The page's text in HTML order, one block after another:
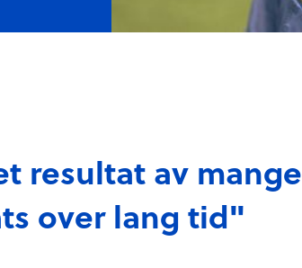
resultat av mange
over lang tid"